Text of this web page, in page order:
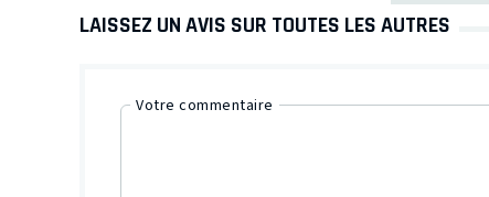
LAISSEZ UN AVIS SUR TOUTES LES AUTRES
Votre commentaire